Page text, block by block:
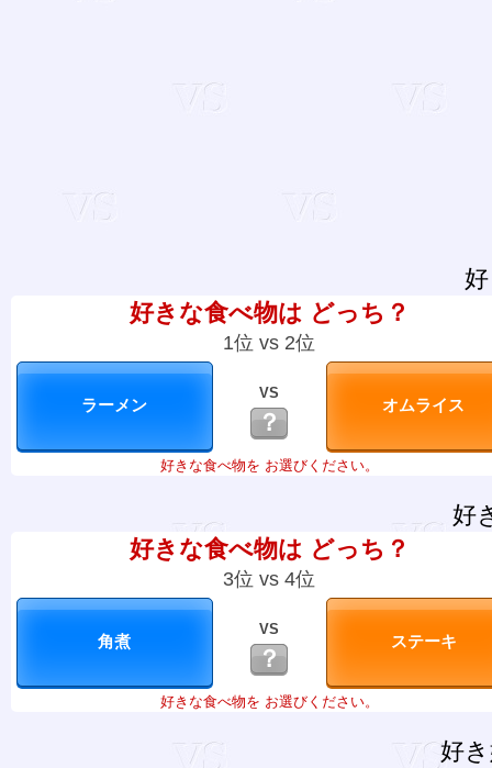
好きな食べ物は どっち？
1位 vs 2位
VS
？
好きな食べ物を お選びください。
好
好きな食べ物は どっち？
3位 vs 4位
VS
？
好きな食べ物を お選びください。
好